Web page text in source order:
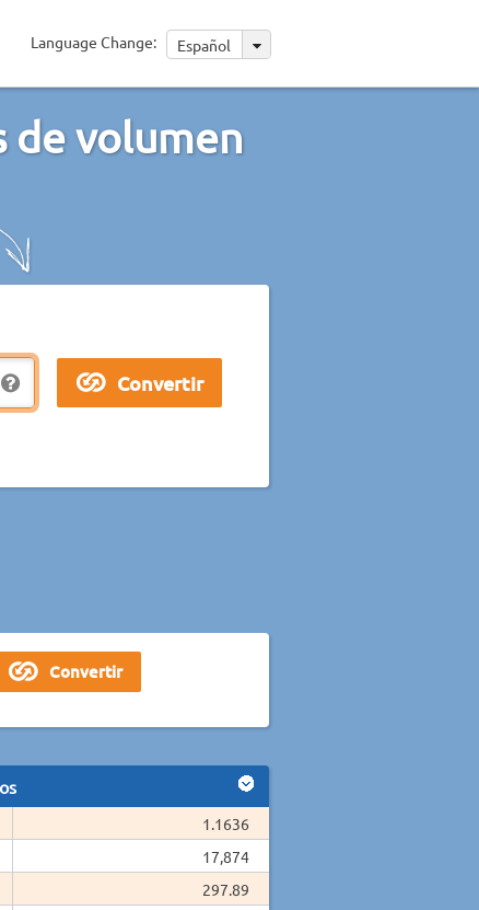
Language Change: Español
de volumen
1.1636
17,874
297.89